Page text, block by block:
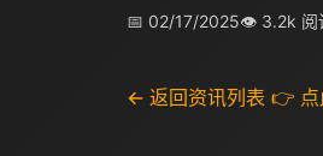
📅 02/17/2025👁 3.2k 阅
← 返回资讯列表 👉 点